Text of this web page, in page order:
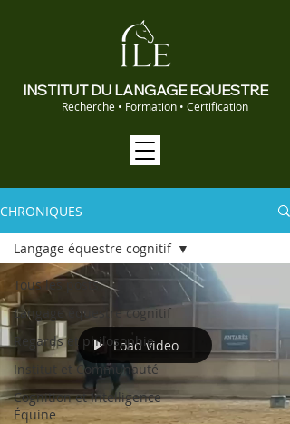
INSTITUT DU LANGAGE EQUESTRE
Recherche • Formation • Certification
CHRONIQUES
Tous les posts
Langage équestre cognitif
Regards et philosophie
Institut et Communauté
Cognition et Intelligence
Équine
Langage équestre cognitif
Load video